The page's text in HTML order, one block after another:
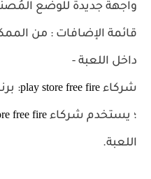
واجهة جديدة للوضع
قائمة الإضافات : من
داخل اللعبة -
شركاء play store free fire
:
؛ يستخدم شركاء free fire
اللعبة.